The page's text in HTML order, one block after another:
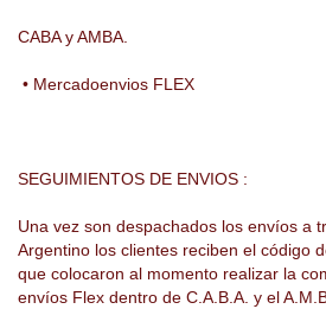
CABA y AMBA.
• Mercadoenvios FLEX
SEGUIMIENTOS DE ENVIOS :
Una vez son despachados los envíos a
Argentino los clientes reciben el código
que colocaron al momento realizar la
envíos Flex dentro de C.A.B.A. y el